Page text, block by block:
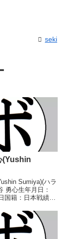
seki
(Yushin
Sumiya)(ハラ
勇心生年月日：
国籍：日本戦績：
歴】■1985年度
ー級新人王予選